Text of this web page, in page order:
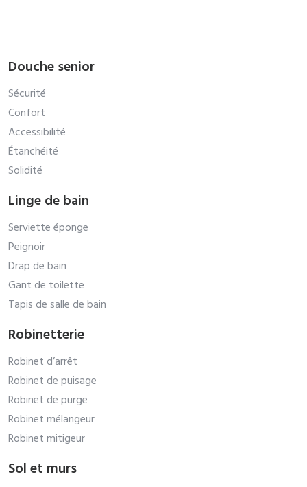
Douche senior
Sécurité
Confort
Accessibilité
Étanchéité
Solidité
Linge de bain
Serviette éponge
Peignoir
Drap de bain
Gant de toilette
Tapis de salle de bain
Robinetterie
Robinet d’arrêt
Robinet de puisage
Robinet de purge
Robinet mélangeur
Robinet mitigeur
Sol et murs